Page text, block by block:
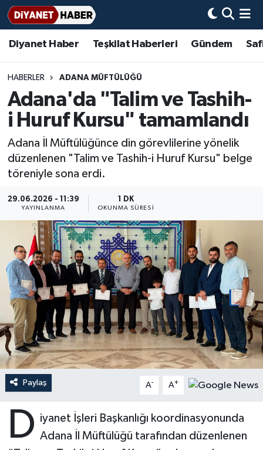
Diyanet Haber Teşkilat Haberleri Gündem
HABERLER ADANA MÜFTÜLÜĞÜ
Adana'da "Talim ve Tashih-
i Huruf Kursu" tamamlandı
Adana İl Müftülüğünce din görevlilerine yönelik
düzenlenen "Talim ve Tashih-i Huruf Kursu" belge
töreniyle sona erdi.
29.06.2026 - 11:39
YAYINLANMA
1 DK
OKUNMA SÜRESI
Paylaş A- A+
D iyanet İşleri Başkanlığı koordinasyonunda
Adana İl Müftülüğü tarafından düzenlenen
Diyanet Haber
Teşkilat Haberleri
Adana Müftülüğü
Adıyaman Müftülüğü
Afyonkarahisar Müftülüğü
Ağrı Müftülüğü
Aksaray Müftülüğü
Amasya Müftülüğü
Ankara Müftülüğü
Antalya Müftülüğü
Ardahan Müftülüğü
Artvin Müftülüğü
Aydın Müftülüğü
Balıkesir Müftülüğü
Batman Müftülüğü
Gündem
#Keşfet
Bir Ayet
Bir Hikaye
Biyografiler
Dini kavramlar
Diyanet Bilgi
Diyanet Takvimi
Dualar
Hadislerle İslam
Kudüs
Kurban
Mukabele
Peygamberimizin Hayatı
Sahabeler
Basında Bugün
DİYANET eKİTAP
Diyanet Dergi
Aile Dergisi
Aylık Dergi
TDV
Hutbeler
DİYANET AKADEMİ
DİYANET GENÇLİK
DİYANET RADYO/TV
Dünya
İmam Hatip Okulları
Başmakale
Hadis-i Şerifler
Hayat Okumaları
Nöbetçi Eczaneler
Hava Durumu
Ankara Namaz Vakitleri
Trafik Durumu
Süper Lig Puan Durumu ve Fikstür
Tüm Manşetler
Son Dakika Haberleri
Haber Arşivi